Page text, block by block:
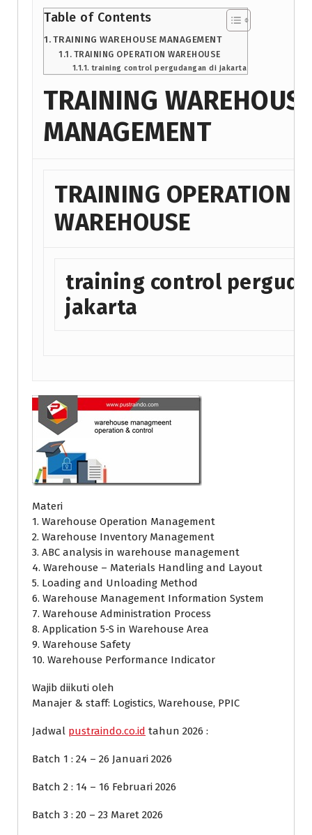
Table of Contents
TRAINING WAREHOUSE MANAGEMENT
TRAINING OPERATION WAREHOUSE
training control pergudangan di jakarta
TRAINING
MANAGEMENT
TRAINING OPERATION
WAREHOUSE
training control
jakarta
Materi
1. Warehouse Operation Management
2. Warehouse Inventory Management
3. ABC analysis in warehouse management
4. Warehouse – Materials Handling and Layout
5. Loading and Unloading Method
6. Warehouse Management Information System
7. Warehouse Administration Process
8. Application 5-S in Warehouse Area
9. Warehouse Safety
10. Warehouse Performance Indicator
Wajib diikuti oleh
Manajer & staff: Logistics, Warehouse, PPIC
Jadwal pustraindo.co.id tahun 2026 :
Batch 1 : 24 – 26 Januari 2026
Batch 2 : 14 – 16 Februari 2026
Batch 3 : 20 – 23 Maret 2026